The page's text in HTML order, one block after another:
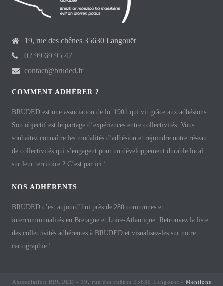
19, rue des chênes 35630 Langouët
02 99 69 95 47
contact@bruded.fr
COMMENT ADHÉRER ?
BRUDED est une association de loi 1901 qui vit grâce aux adhésions.
Son objectif est le partage d’expériences entre collectivités. Vous
souhaitez connaître les modalités d’adhésion et rejoindre notre réseau
de collectivités qui s’engagent pour un développement durable local
sur leur territoire ? C’est par ici !
NOS ADHÉRENTS
BRUDED c’est aujourd’hui près de 280 communes et
intercommunalités en Bretagne et Loire-Atlantique. Retrouvez la liste
des collectivités adhérentes à BRUDED et visualisez-les sur notre
cartographie !
Asssociation BRUDED - 19, rue des chênes 35630 Langouët - Mentions